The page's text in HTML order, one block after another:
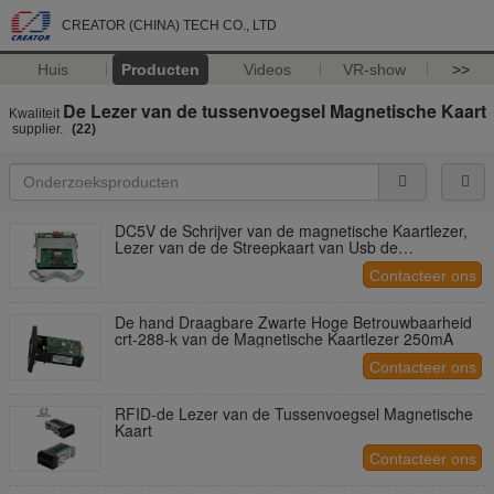
CREATOR (CHINA) TECH CO., LTD
Huis Producten Videos VR-show >>
Kwaliteit De Lezer van de tussenvoegsel Magnetische Kaart
supplier. (22)
DC5V de Schrijver van de magnetische Kaartlezer,
Lezer van de de Streepkaart van Usb de
Contacteer ons
De hand Draagbare Zwarte Hoge Betrouwbaarheid
crt-288-k van de Magnetische Kaartlezer 250mA
Contacteer ons
RFID-de Lezer van de Tussenvoegsel Magnetische
Kaart
Contacteer ons